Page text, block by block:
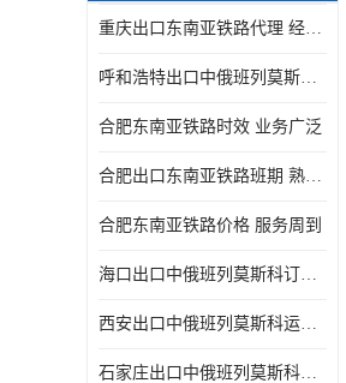
重庆出口东南亚铁路代理 经验丰富
呼和浩特出口中俄班列莫斯科物流 安全省心
合肥东南亚铁路时效 业务广泛
合肥出口东南亚铁路班期 熟悉条款
合肥东南亚铁路价格 服务周到
海口出口中俄班列莫斯科订舱 可选择面广
西安出口中俄班列莫斯科运输 专线往返
石家庄出口中俄班列莫斯科班列 一站式服务